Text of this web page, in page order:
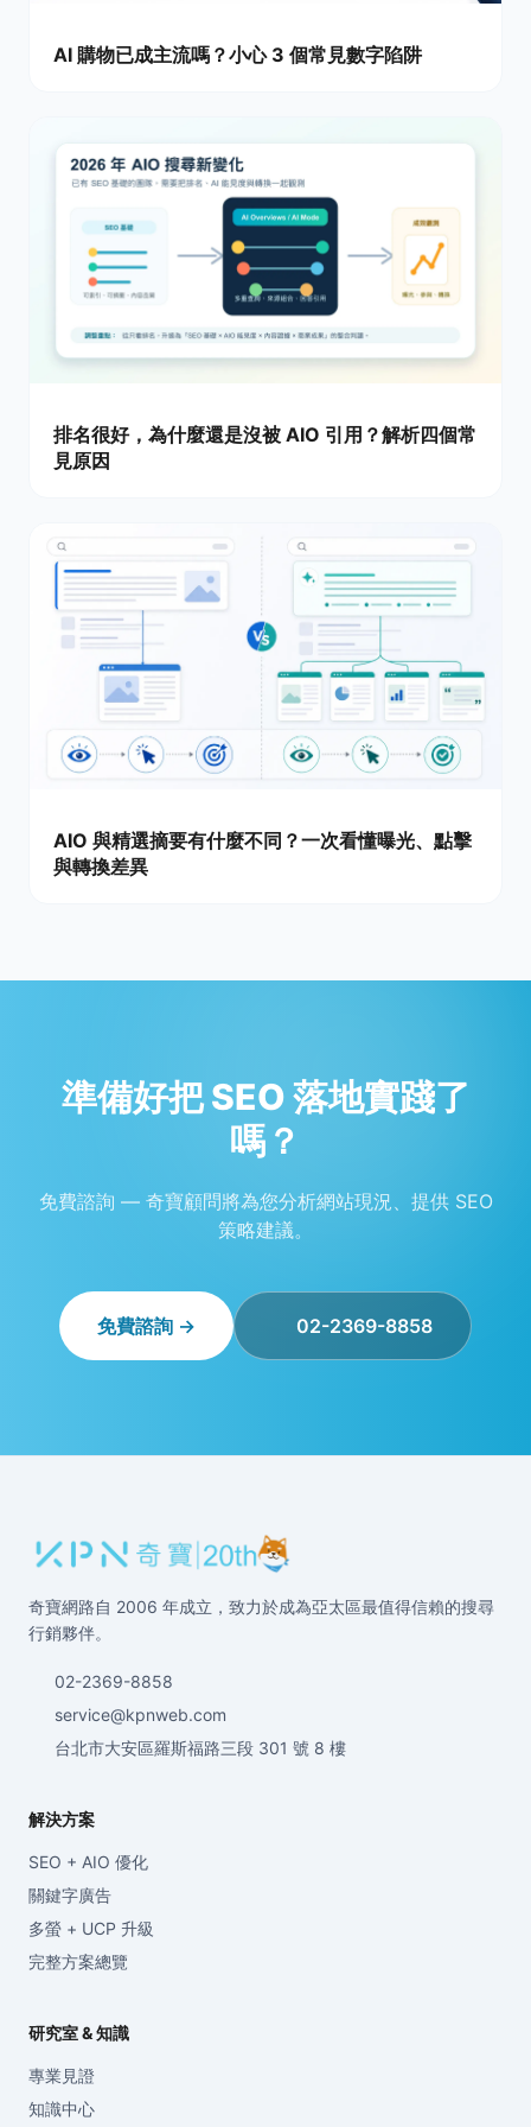
AI 購物已成主流嗎？小心 3 個常見數字陷阱
排名很好，為什麼還是沒被 AIO 引用？解析四個常
見原因
AIO 與精選摘要有什麼不同？一次看懂曝光、點擊
與轉換差異
準備好把 SEO 落地實踐了
嗎？
免費諮詢 — 奇寶顧問將為您分析網站現況、提供 SEO
策略建議。
免費諮詢 → 02-2369-8858
奇寶網路自 2006 年成立，致力於成為亞太區最值得信賴的搜尋
行銷夥伴。
02-2369-8858
service@kpnweb.com
台北市大安區羅斯福路三段 301 號 8 樓
解決方案
SEO + AIO 優化
關鍵字廣告
多螢 + UCP 升級
完整方案總覽
研究室 & 知識
專業見證
知識中心